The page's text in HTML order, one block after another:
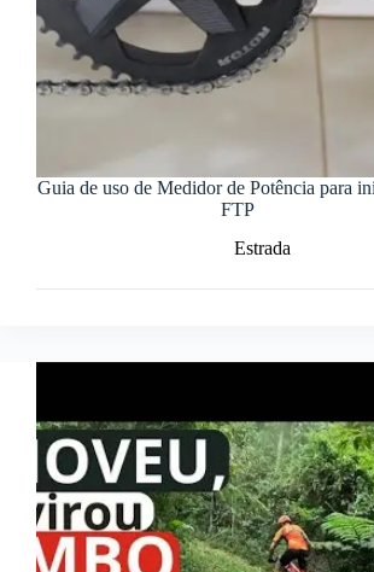
Guia de uso de Medidor de Potência para
FTP
Estrada